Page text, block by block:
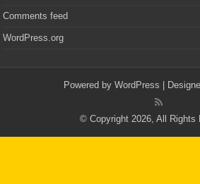
Comments feed
WordPress.org
Powered by WordPress |
© Copyright 2026, All Rights